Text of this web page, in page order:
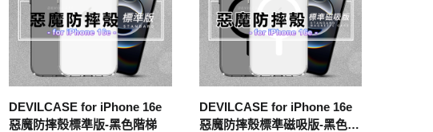
DEVILCASE for iPhone 16e
惡魔防摔殼標準版-黑色階梯
DEVILCASE for iPhone 16e
惡魔防摔殼標準磁吸版-黑色階